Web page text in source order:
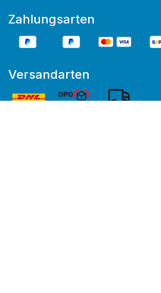
Zahlungsarten
Versandarten